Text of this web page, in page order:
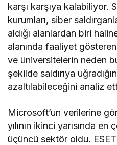
karşı karşıya kalabiliyor.
kurumları, siber
aldığı alanlardan biri
alanında faaliyet
ve üniversitelerin neden
şekilde saldırıya
azaltılabileceğini analiz
Microsoft’un verilerine
yılının ikinci yarısında en
üçüncü sektör oldu.